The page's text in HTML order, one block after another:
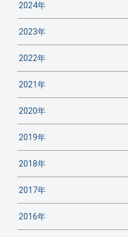
2024年
2023年
2022年
2021年
2020年
2019年
2018年
2017年
2016年